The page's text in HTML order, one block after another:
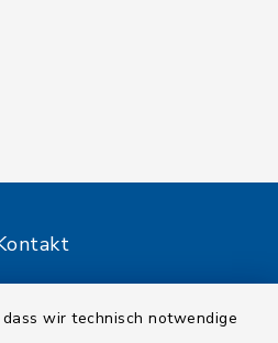
wir technisch notwendige